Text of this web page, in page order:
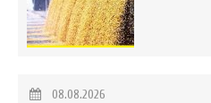
08.08.2026